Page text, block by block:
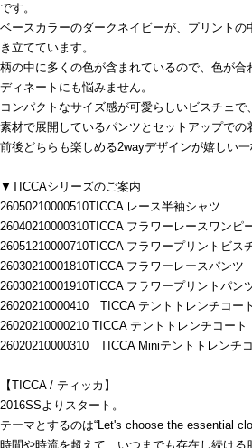
です。
ベースカラーのダークネイビーが、プリントの
き立てています。
柄の中に多くの色が含まれているので、色が合
ディネートにも悩みません。
コンパクトなサイズ感が可愛らしいビスチェで
素材で展開しているパンツとセットアップでの
前後どちらも楽しめる2wayデザインが嬉しい一
▼TICCAシリーズのご案内
26050210000510TICCA レース半袖シャツ
26040210000310TICCA フラワーレースワンピ
26051210000710TICCA フラワープリントビス
26030210001810TICCA フラワーレースパンツ
26030210001910TICCA フラワープリントパン
26020210000410 TICCA テントトレンチコート
26020210000210 TICCA テントトレンチコート
26020210000310 TICCA Miniテントトレンチ
【TICCA / ティッカ】
2016SSよりスタート。
テーマとするのは“Let's choose the essential
時間や時流を超えて、いつまでも存在し続ける